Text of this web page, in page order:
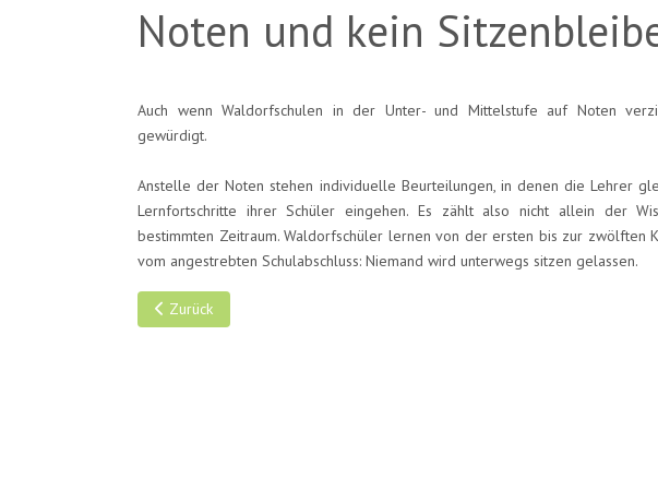
Noten und kein
Auch wenn Waldorfschulen in der Unter- und Mittelstufe auf Noten
gewürdigt.
Anstelle der Noten stehen individuelle Beurteilungen, in denen die Lehrer
Lernfortschritte ihrer Schüler eingehen. Es zählt also nicht allein der
bestimmten Zeitraum. Waldorfschüler lernen von der ersten bis zur zwölften
vom angestrebten Schulabschluss: Niemand wird unterwegs sitzen gelassen.
Vorheriger Beitrag: Spielen die Naturwissenschaften überhaupt eine Rolle?
Zurück